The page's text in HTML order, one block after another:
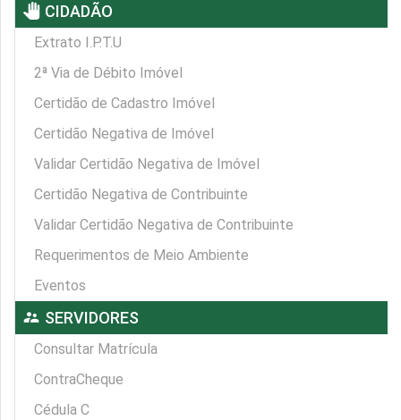
pan_tool CIDADÃO
Extrato I.P.T.U
2ª Via de Débito Imóvel
Certidão de Cadastro Imóvel
Certidão Negativa de Imóvel
Validar Certidão Negativa de Imóvel
Certidão Negativa de Contribuinte
Validar Certidão Negativa de Contribuinte
Requerimentos de Meio Ambiente
Eventos
supervisor_account SERVIDORES
Consultar Matrícula
ContraCheque
Cédula C